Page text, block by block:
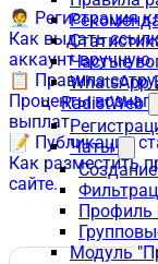
Частые
WhatsApp
RadistWeb
Чаты
Профиль
Модуль
🧑‍💼 Регистрация
Как выдать
аккаунт вручную.
📋 Правила
Проценты
выплат.
📝 Публикация
Как разместить
сайте.